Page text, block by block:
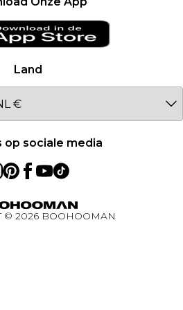
Beans
Land
op sociale media
© 2026BOOHOOMAN